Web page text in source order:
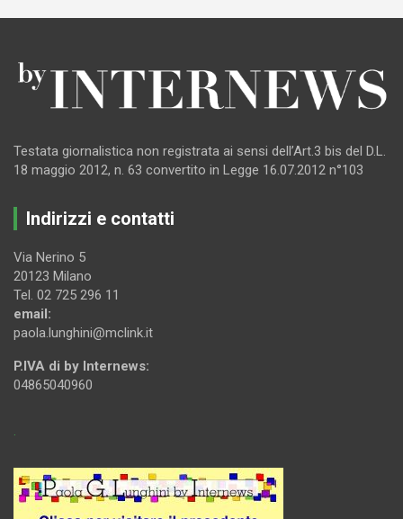
Testata giornalistica non registrata ai sensi dell’Art.3 bis del D.L.
18 maggio 2012, n. 63 convertito in Legge 16.07.2012 n°103
Indirizzi e contatti
Via Nerino 5
20123 Milano
Tel. 02 725 296 11
email:
paola.lunghini@mclink.it
P.IVA di by Internews:
04865040960
.